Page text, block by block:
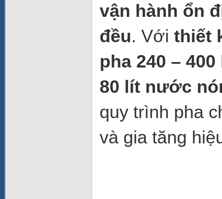
vận hành ổn
đều. Với thiết
pha 240 –
80 lít nước
quy trình pha
và gia tăng